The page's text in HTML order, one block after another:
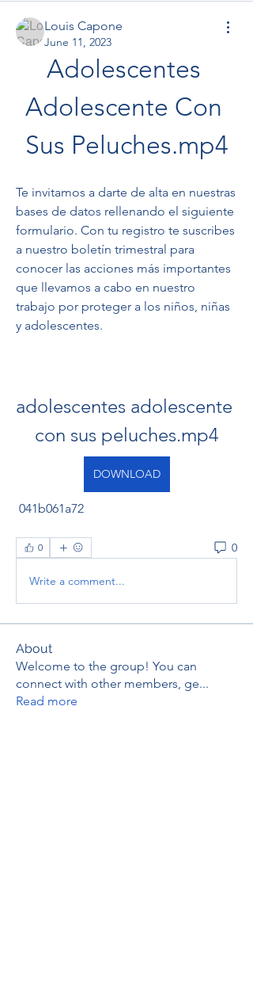
Louis Capone
June 11, 2023
Adolescentes
Adolescente Con
Sus Peluches.mp4
Te invitamos a darte de alta en nuestras
bases de datos rellenando el siguiente
formulario. Con tu registro te suscribes
a nuestro boletín trimestral para
conocer las acciones más importantes
que llevamos a cabo en nuestro
trabajo por proteger a los niños, niñas
y adolescentes.
adolescentes adolescente
con sus peluches.mp4
DOWNLOAD
041b061a72
0 0
Write a comment...
About
Welcome to the group! You can
connect with other members, ge...
Read more